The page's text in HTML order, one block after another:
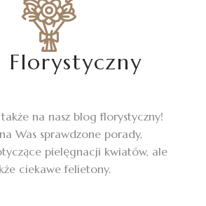
Florystyczny
na nasz blog florystyczny!
Was sprawdzone porady,
pielęgnacji kwiatów, ale
ciekawe felietony.